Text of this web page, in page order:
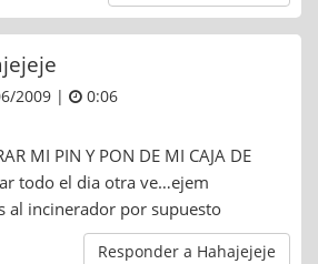
2009 | 0:06
MI PIN Y PON DE MI CAJA DE
todo el dia otra ve…ejem
al incinerador por supuesto
Responder a Hahajejeje